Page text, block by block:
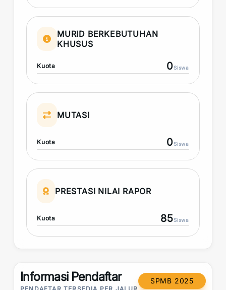
MURID BERKEBUTUHAN
KHUSUS
Kuota 0Siswa
MUTASI
Kuota 0Siswa
PRESTASI NILAI RAPOR
Kuota 85Siswa
Informasi Pendaftar SPMB 2025